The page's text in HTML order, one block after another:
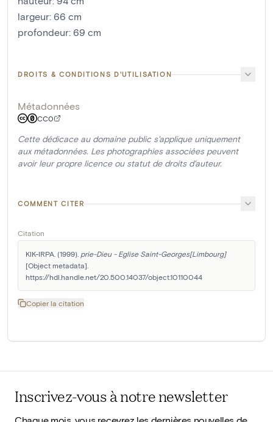
largeur: 66 cm
profondeur: 69 cm
DROITS & CONDITIONS D'UTILISATION
Métadonnées
CC0
Cette dédicace au domaine public s'applique uniquement
aux métadonnées. Les photographies associées peuvent
avoir leur propre licence ou statut de droits d'auteur.
COMMENT CITER
Citation
KIK-IRPA. (1999). prie-Dieu - Eglise Saint-Georges[Limbourg]
[Object metadata].
https://hdl.handle.net/20.500.14037/object.10110044
Copier la citation
Inscrivez-vous à notre newsletter